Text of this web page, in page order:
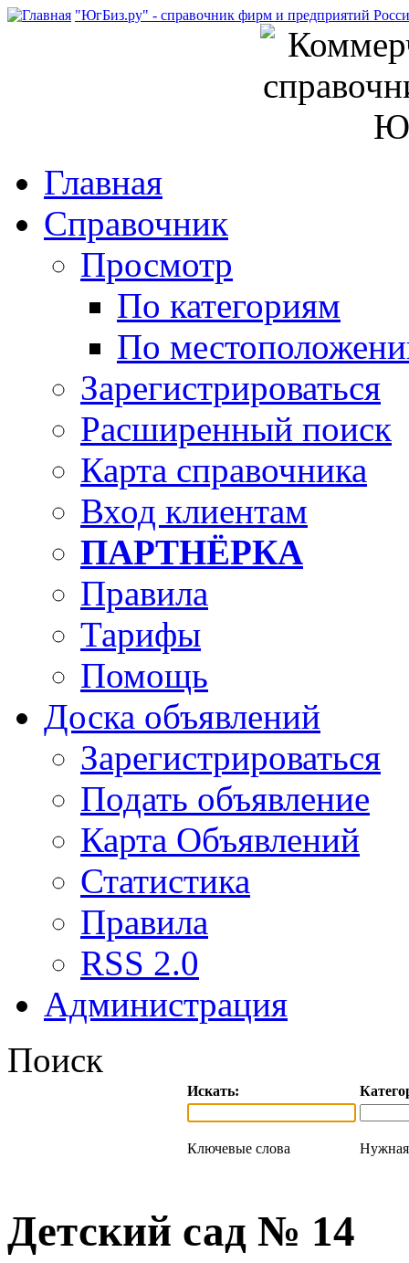
"ЮгБиз.ру" - справочник фирм и предприятий
Главная
Справочник
Просмотр
По категориям
По
Зарегистрироваться
Расширенный поиск
Карта справочника
Вход клиентам
ПАРТНЁРКА
Правила
Тарифы
Помощь
Доска объявлений
Зарегистрироваться
Подать объявление
Карта Объявлений
Статистика
Правила
RSS 2.0
Администрация
Поиск
Искать:
Ключевые слова Нужная
Детский сад № 14